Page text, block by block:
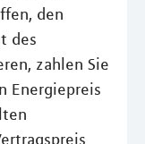
den
des
zahlen Sie
Energiepreis